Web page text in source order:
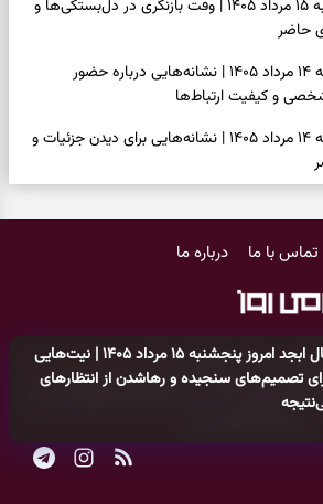
فال ابجد امروز پنجشنبه ۱۵ مرداد ۱۴۰۵ | نیت‌هایی
تصمیم‌های سنجیده و رهاشدن از انتظارهای
فال حافظ امروز پنج‌شنبه ۱۵ مرداد ۱۴۰۵ | وقت بازنگری در دل‌بستگی‌ها و
حاضر
فال اسم امروز چهارشنبه ۱۴ مرداد ۱۴۰۵ | نشانه‌هایی درباره حضور
و کیفیت ارتباط‌ها
فال چای امروز چهارشنبه ۱۴ مرداد ۱۴۰۵ | نشانه‌هایی برای دیدن جزئیات و
دارد
با گوشت چرخ‌کرده | دانه‌دانه، خوش‌عطر و
تماس با ما درباره ما
این سایت متعلق بهپایگاه خبری سرگرمی روز
توسط دیگر سایت‌ها
اکیدا ممنوع
می‌باشد